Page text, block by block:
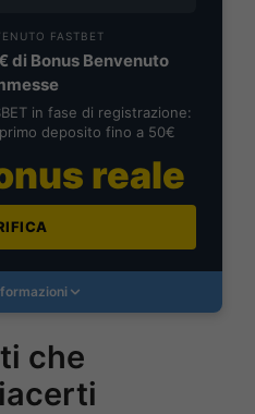
FASTBET
di Bonus Benvenuto
in fase di registrazione:
deposito fino a 50€
reale
che